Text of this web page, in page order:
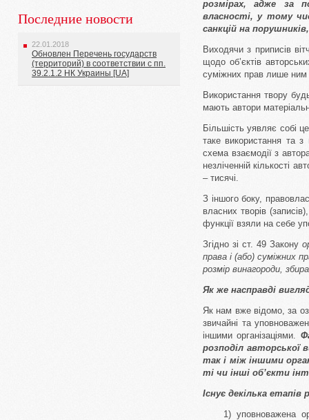
Последние новости
22.01.2018
Обновлен Перечень государств
(территорий) в соответствии с пп.
39.2.1.2 НК Украины [UA]
розмірах, адже за
власності, у тому
санкцій на
Виходячи з приписів
щодо об’єктів
суміжних прав лише ним
Використання твору
мають автори
Більшість уявляє собі
таке використання та з
схема взаємодії з
незліченній кількості
– тисячі.
З іншого боку,
власних творів
функції взяли на себе
Згідно зі ст. 49 Закону
права і (або) суміжних
розмір винагороди,
Як же насправді
Як нам вже відомо, за
звичайні та
іншими організаціями.
розподіл авторської
так і між іншими
ті чи інші об’єкти
Існує декілька
1) уповноважена